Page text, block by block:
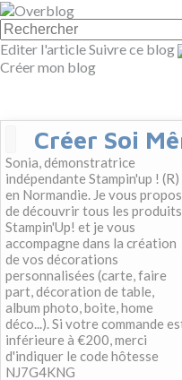
Editer l'articleSuivre ce blog
Créer mon blog
Créer Soi
Sonia, démonstratrice
indépendante Stampin'up ! (R)
en Normandie. Je vous
de découvrir tous les produits
Stampin'Up! et je vous
accompagne dans la création
de vos décorations
personnalisées (carte, faire
part, décoration de table,
album photo, boite, home
déco...). Si votre commande
inférieure à €200, merci
d'indiquer le code hôtesse
NJ7G4KNG